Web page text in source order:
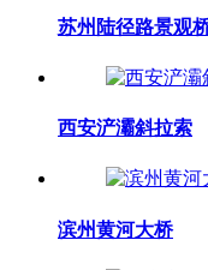
苏州陆径路景观
西安浐灞斜拉索
滨州黄河大桥